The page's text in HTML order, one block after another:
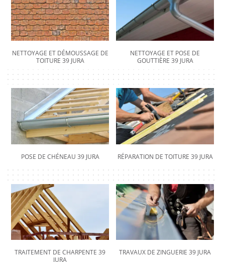
NETTOYAGE ET DÉMOUSSAGE DE
TOITURE 39 JURA
NETTOYAGE ET POSE DE
GOUTTIÈRE 39 JURA
POSE DE CHÉNEAU 39 JURA RÉPARATION DE TOITURE 39 JURA
TRAITEMENT DE CHARPENTE 39
JURA
TRAVAUX DE ZINGUERIE 39 JURA